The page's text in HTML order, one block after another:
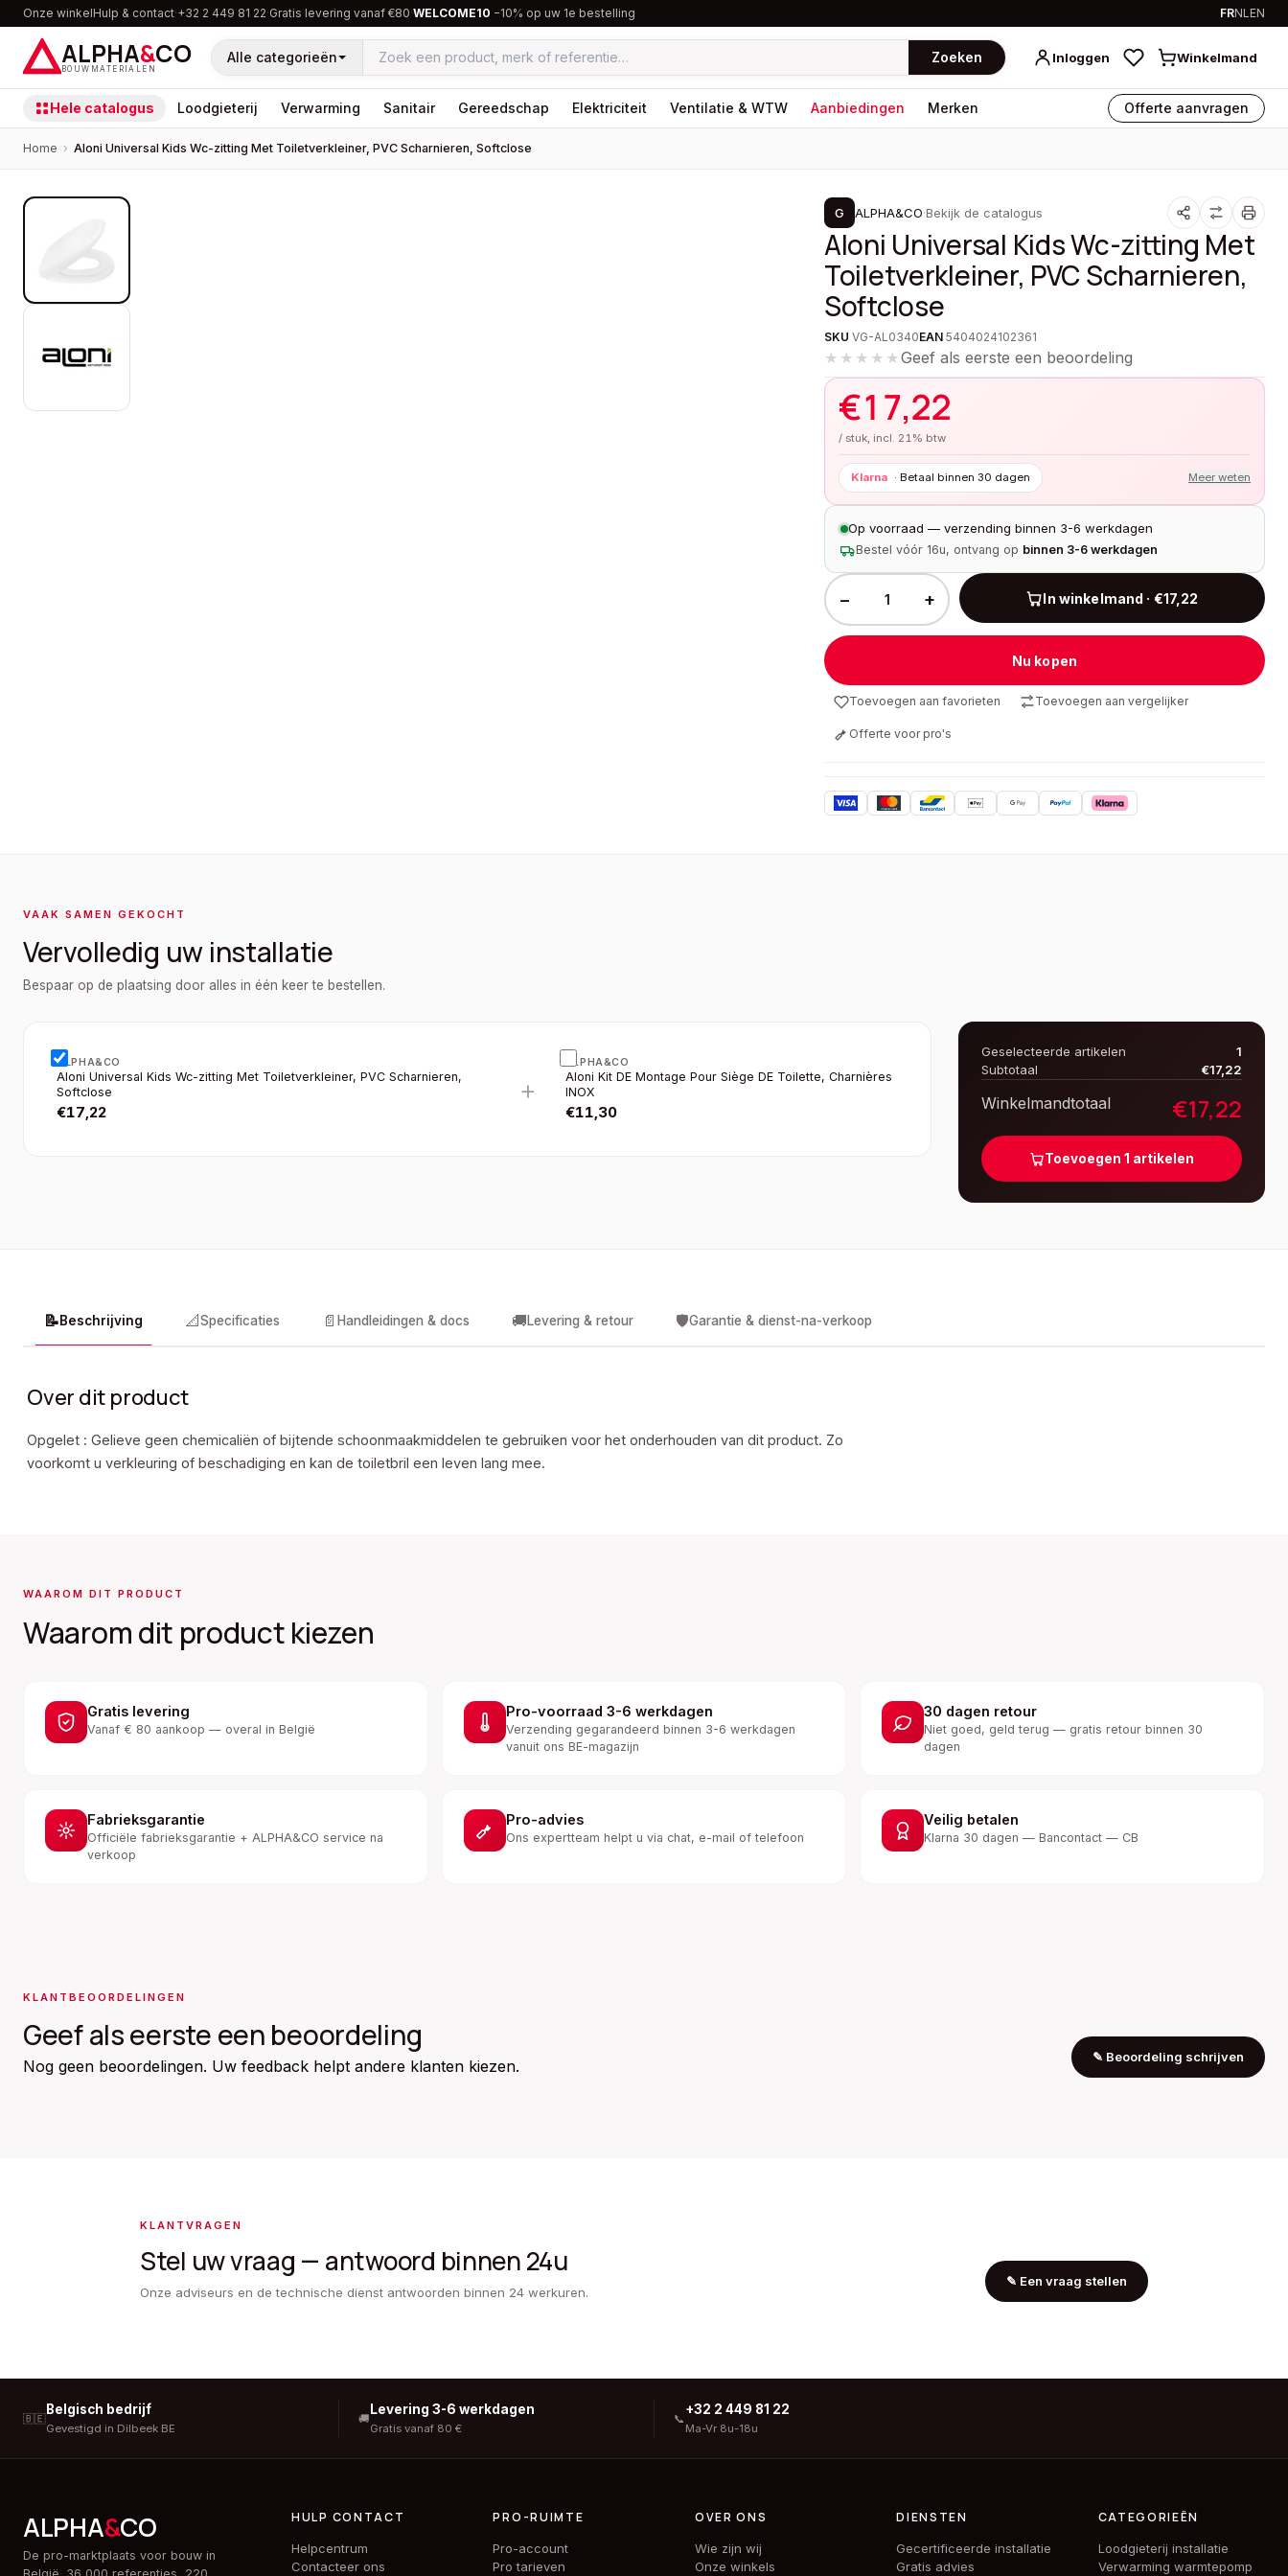
Onze winkelHulp & contact·+32 2 449 81 22·Gratis levering vanaf €80·WELCOME10 −10% op uw 1e bestelling FRNLEN
ALPHA&CO
BOUWMATERIALEN
Alle categorieën Zoeken Inloggen Winkelmand
Hele catalogus Loodgieterij Verwarming Sanitair Gereedschap Elektriciteit Ventilatie & WTW Aanbiedingen Merken Offerte aanvragen
Home › Aloni Universal Kids Wc-zitting Met Toiletverkleiner, PVC Scharnieren, Softclose
G ALPHA&CO·Bekijk de catalogus
Aloni Universal Kids Wc-zitting Met
Toiletverkleiner, PVC Scharnieren,
Softclose
SKU VG-AL0340EAN 5404024102361
★★★★★Geef als eerste een beoordeling
€17,22
/ stuk, incl. 21% btw
Klarna · Betaal binnen 30 dagen Meer weten
Op voorraad — verzending binnen 3-6 werkdagen
Bestel vóór 16u, ontvang op binnen 3-6 werkdagen
− + In winkelmand · €17,22
Nu kopen
Toevoegen aan favorieten Toevoegen aan vergelijker
Offerte voor pro's
VAAK SAMEN GEKOCHT
Vervolledig uw installatie
Bespaar op de plaatsing door alles in één keer te bestellen.
ALPHA&CO
Aloni Universal Kids Wc-zitting Met Toiletverkleiner, PVC Scharnieren,
Softclose
€17,22
+
ALPHA&CO
Aloni Kit DE Montage Pour Siège DE Toilette, Charnières
INOX
€11,30
Geselecteerde artikelen
1
Subtotaal
€17,22
Winkelmandtotaal €17,22
Toevoegen 1 artikelen
📝Beschrijving 📐Specificaties 📄 Handleidingen & docs 🚚Levering & retour 🛡️Garantie & dienst-na-verkoop
Over dit product
Opgelet : Gelieve geen chemicaliën of bijtende schoonmaakmiddelen te gebruiken voor het onderhouden van dit product. Zo
voorkomt u verkleuring of beschadiging en kan de toiletbril een leven lang mee.
WAAROM DIT PRODUCT
Waarom dit product kiezen
Gratis levering
Vanaf € 80 aankoop — overal in België
Pro-voorraad 3-6 werkdagen
Verzending gegarandeerd binnen 3-6 werkdagen
vanuit ons BE-magazijn
30 dagen retour
Niet goed, geld terug — gratis retour binnen 30
dagen
Fabrieksgarantie
Officiële fabrieksgarantie + ALPHA&CO service na
verkoop
Pro-advies
Ons expertteam helpt u via chat, e-mail of telefoon
Veilig betalen
Klarna 30 dagen — Bancontact — CB
KLANTBEOORDELINGEN
Geef als eerste een beoordeling
Nog geen beoordelingen. Uw feedback helpt andere klanten kiezen. ✎ Beoordeling schrijven
KLANTVRAGEN
Stel uw vraag — antwoord binnen 24u
Onze adviseurs en de technische dienst antwoorden binnen 24 werkuren.
✎ Een vraag stellen
🇧🇪
Belgisch bedrijf
Gevestigd in Dilbeek BE
🚚
Levering 3-6 werkdagen
Gratis vanaf 80 €
📞
+32 2 449 81 22
Ma-Vr 8u-18u
ALPHA&CO
De pro-marktplaats voor bouw in
HULP CONTACT
Helpcentrum
Contacteer ons
PRO-RUIMTE
Pro-account
Pro tarieven
OVER ONS
Wie zijn wij
Onze winkels
DIENSTEN
Gecertificeerde installatie
Gratis advies
CATEGORIEËN
Loodgieterij installatie
Verwarming warmtepomp